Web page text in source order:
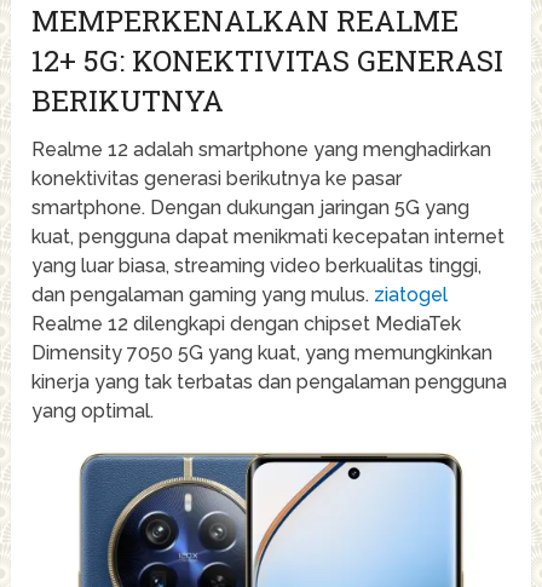
MEMPERKENALKAN REALME
12+ 5G: KONEKTIVITAS GENERASI
BERIKUTNYA
Realme 12 adalah smartphone yang menghadirkan
konektivitas generasi berikutnya ke pasar
smartphone. Dengan dukungan jaringan 5G yang
kuat, pengguna dapat menikmati kecepatan internet
yang luar biasa, streaming video berkualitas tinggi,
dan pengalaman gaming yang mulus. ziatogel
Realme 12 dilengkapi dengan chipset MediaTek
Dimensity 7050 5G yang kuat, yang memungkinkan
kinerja yang tak terbatas dan pengalaman pengguna
yang optimal.